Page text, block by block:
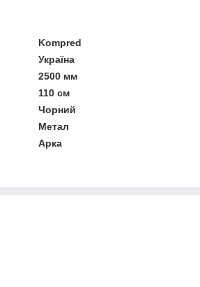
Kompred
Україна
2500 мм
110 см
Чорний
Метал
Арка